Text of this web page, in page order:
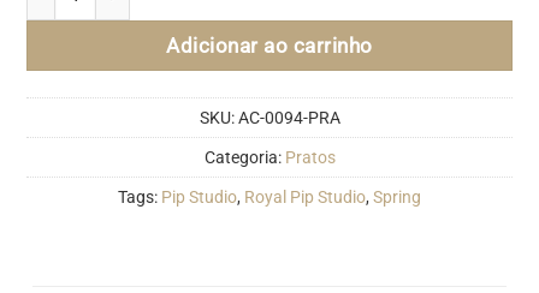
Adicionar ao carrinho
SKU:AC-0094-PRA
Categoria: Pratos
Tags: Pip Studio, Royal Pip Studio, Spring